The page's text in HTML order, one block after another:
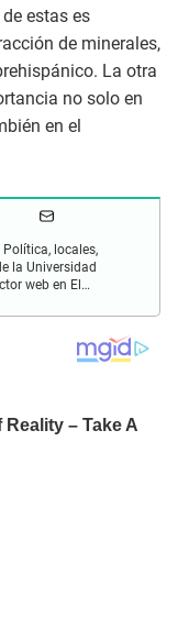
estas es
de minerales,
La otra
no solo en
en el
locales,
la Universidad
web en El
Filosofía,